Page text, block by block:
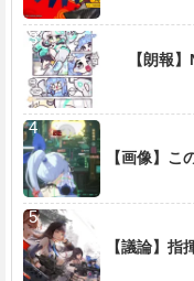
【朗報
【画像】こ
【議論】